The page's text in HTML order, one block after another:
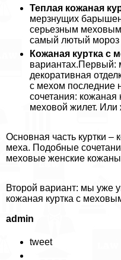
Теплая кожаная
мерзнущих
серьезным меховым
самый лютый мороз
Кожаная куртка с
вариантах.Первый:
декоративная
с мехом последние
сочетания: кожаная
меховой жилет. Или
Основная часть куртки
меха. Подобные
меховые женские
Второй вариант: мы уже
кожаная куртка с
admin
tweet